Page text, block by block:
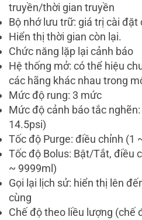
truyền/thời gian truyền
Bộ nhớ lưu trữ: giá trị cài
Hiển thị thời gian còn lại.
Chức năng lặp lại cảnh báo
Hệ thống mở: có thể hiệu
các hãng khác nhau trong
Mức độ rung: 3 mức
Mức độ cảnh báo tắc
14.5psi)
Tốc độ Purge: điều chỉnh (1
Tốc độ Bolus: Bật/Tắt, điều
~ 9999ml)
Gọi lại lịch sử: hiển thị lên
cùng
Chế độ theo liều lượng (chế